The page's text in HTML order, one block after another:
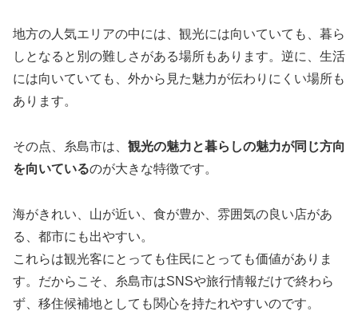
地方の人気エリアの中には、観光には向いていても、暮ら
しとなると別の難しさがある場所もあります。逆に、生活
には向いていても、外から見た魅力が伝わりにくい場所も
あります。
その点、糸島市は、 観光の魅力と暮らしの魅力が同じ方向
を向いているのが大きな特徴です。
海がきれい、山が近い、食が豊か、雰囲気の良い店があ
る、都市にも出やすい。
これらは観光客にとっても住民にとっても価値がありま
す。だからこそ、糸島市はSNSや旅行情報だけで終わら
ず、移住候補地としても関心を持たれやすいのです。